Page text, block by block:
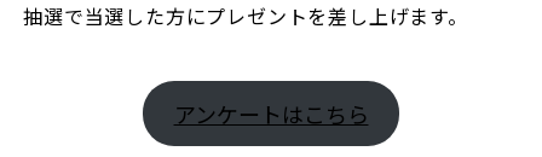
抽選で当選した方にプレゼントを差し上げます。
アンケートはこちら